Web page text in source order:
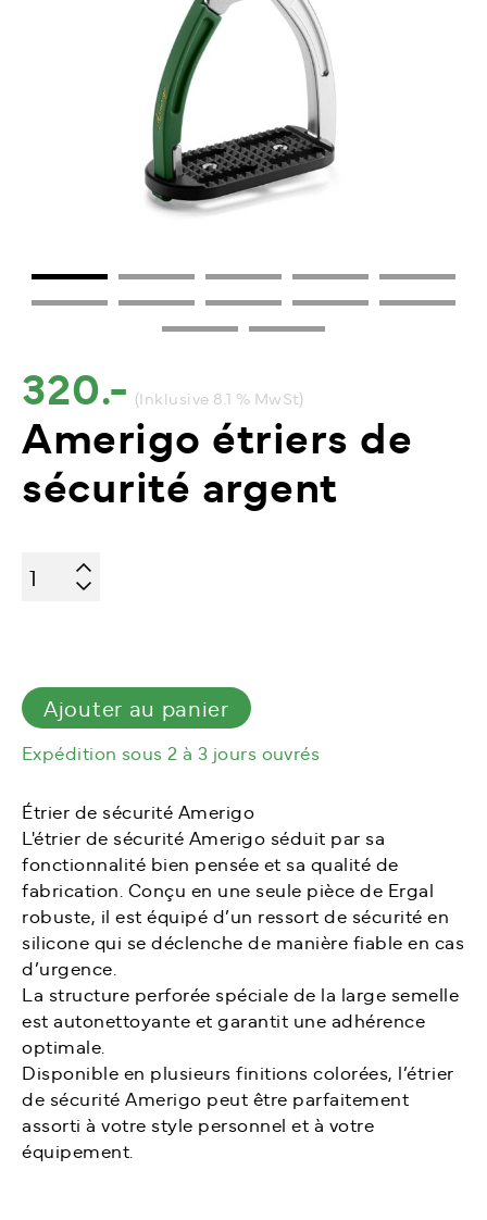
320.- (Inklusive 8.1 % MwSt)
Amerigo étriers de
sécurité argent
quantité
de
sécurité
argent
Ajouter au panier
Expédition sous 2 à 3 jours ouvrés
Étrier de sécurité Amerigo
L'étrier de sécurité Amerigo séduit par sa
fonctionnalité bien pensée et sa qualité de
fabrication. Conçu en une seule pièce de Ergal
robuste, il est équipé d’un ressort de sécurité en
silicone qui se déclenche de manière fiable en cas
d’urgence.
La structure perforée spéciale de la large semelle
est autonettoyante et garantit une adhérence
optimale.
Disponible en plusieurs finitions colorées, l’étrier
de sécurité Amerigo peut être parfaitement
assorti à votre style personnel et à votre
équipement.